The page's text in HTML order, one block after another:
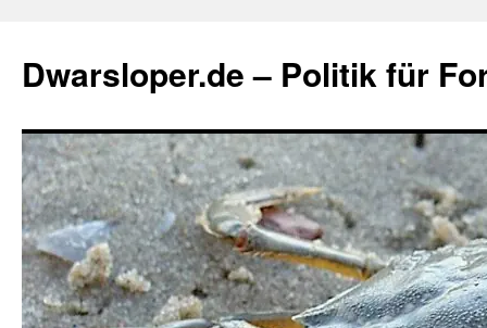
springen
Dwarsloper.de – Politik für